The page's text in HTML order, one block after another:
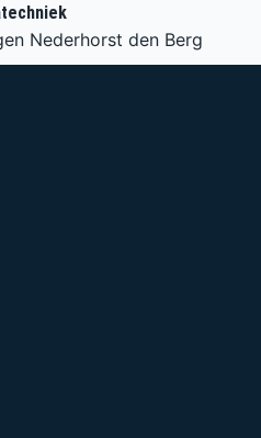
Nederhorst den Berg